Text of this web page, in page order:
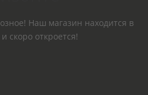
Наш магазин находится в
скоро откроется!